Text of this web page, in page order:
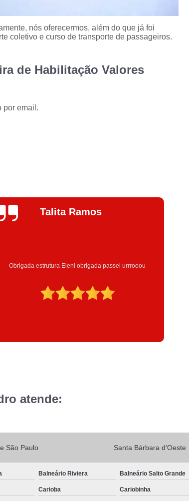
nós oferecermos, além do que já foi
coletivo e curso de transporte de passageiros.
de Habilitação Valores
por email.
Jhenifer
Correia
Excelente atendimento , a Instrutora Eleni maravilhosa
atenciosa
atende:
São Paulo Santa Bárbara d'Oeste
Balneário Riviera Balneário Salto Grande
Carioba Cariobinha